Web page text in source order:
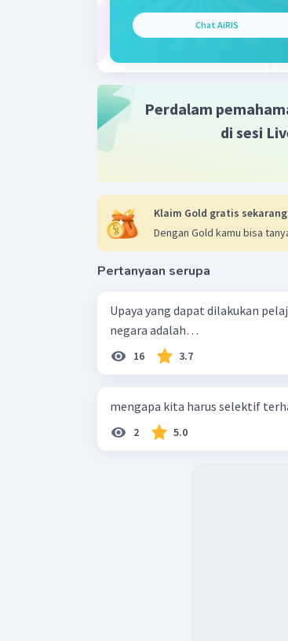
Chat AiRIS
Perdalam
di sesi
Klaim Gold gratis
Dengan Gold kamu bisa
Pertanyaan serupa
Upaya yang dapat dilakukan
negara adalah…
16 3.7
mengapa kita harus selektif
2 5.0